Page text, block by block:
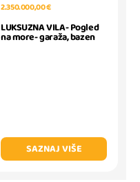
2.350.000,00 €
LUKSUZNA VILA- Pogled
na more- garaža, bazen
SAZNAJ VIŠE